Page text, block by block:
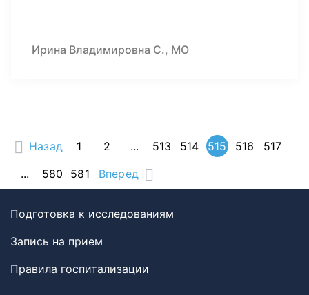
Ирина Владимировна С., МО
Назад 1 2 ... 513 514 515 516
517
...
580 581 Вперед
Подготовка к исследованиям
Запись на прием
Правила госпитализации